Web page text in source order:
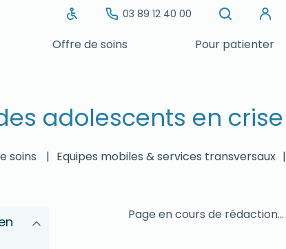
03 89 12 40 00
Offre de soins
Pour patienter
adolescents en crise
soins | Equipes mobiles & services transversaux |
Page en cours de rédaction…